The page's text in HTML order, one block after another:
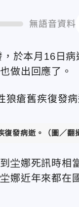
無語音資料
於本月 16 日
做出回應了。
復發病逝。（圖／翻
坣娜死訊時相
娜近年來都在